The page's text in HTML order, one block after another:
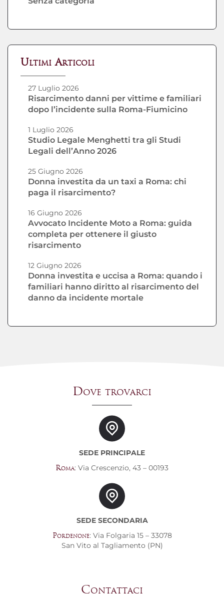
Ultimi Articoli
Risarcimento danni per vittime e familiari
dopo l’incidente sulla Roma-Fiumicino
27 Luglio 2026
Studio Legale Menghetti tra gli Studi
Legali dell’Anno 2026
1 Luglio 2026
Donna investita da un taxi a Roma: chi
paga il risarcimento?
25 Giugno 2026
Avvocato Incidente Moto a Roma: guida
completa per ottenere il giusto
risarcimento
16 Giugno 2026
Donna investita e uccisa a Roma: quando i
familiari hanno diritto al risarcimento del
danno da incidente mortale
12 Giugno 2026
Dove trovarci
SEDE PRINCIPALE
Roma: Via Crescenzio, 43 – 00193
SEDE SECONDARIA
Pordenone: Via Folgaria 15 – 33078
San Vito al Tagliamento (PN)
Contattaci